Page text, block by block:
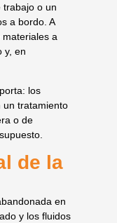
trabajo o un
a bordo. A
a
y, en
los
un tratamiento
o de
de la
en
y los fluidos